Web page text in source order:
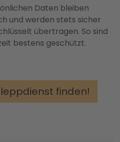
Daten bleiben
und werden stets sicher
übertragen. So sind
bestens geschützt.
finden!